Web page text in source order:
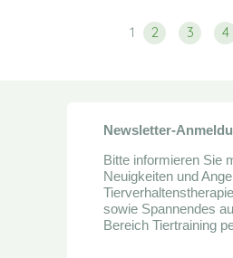
1 2 3 4
Newsletter-
Bitte informieren Sie
Neuigkeiten und
sowie Spannendes
Bereich Tiertraining